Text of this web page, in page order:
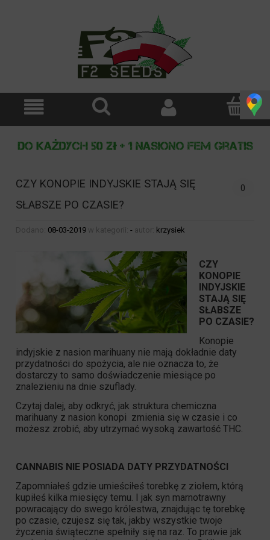
CZY KONOPIE INDYJSKIE STAJĄ SIĘ
SŁABSZE PO CZASIE?
0
Dodano: 08-03-2019 w kategorii: - autor: krzysiek
CZY
KONOPIE
INDYJSKIE
STAJĄ SIĘ
SŁABSZE
PO CZASIE?
Konopie
indyjskie z nasion marihuany nie mają dokładnie daty
przydatności do spożycia, ale nie oznacza to, że
dostarczy to samo doświadczenie miesiące po
znalezieniu na dnie szuflady.
Czytaj dalej, aby odkryć, jak struktura chemiczna
marihuany z nasion konopi zmienia się w czasie i co
możesz zrobić, aby utrzymać wysoką zawartość THC.
CANNABIS NIE POSIADA DATY PRZYDATNOŚCI
Zapomniałeś gdzie umieściłeś torebkę z ziołem, którą
kupiłeś kilka miesięcy temu. I jak syn marnotrawny
powracający do swego królestwa, znajdując tę torebkę
po czasie, czujesz się tak, jakby wszystkie twoje
życzenia świąteczne spełniły się na raz. To prawie jak